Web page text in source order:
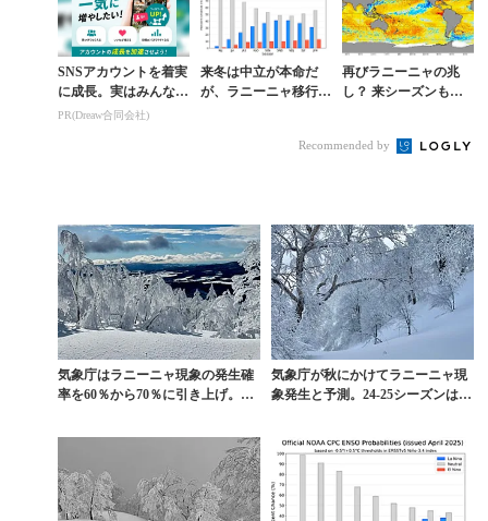
SNSアカウントを着実
に成長。実はみんなコ
コ使ってます。
PR(Dreaw合同会社)
来冬は中立が本命だ
が、ラニーニャ移行の
再びラニーニャの兆
し？ 来シーズンも豪
見通し
Recommended by
気象庁はラニーニャ現象の発生確
率を60％から70％に引き上げ。今
気象庁が秋にかけてラニーニャ現
象発生と予測。24-25シーズンは豪